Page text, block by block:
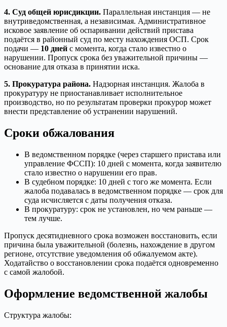
4. Суд общей юрисдикции. Параллельная инстанция — не
внутриведомственная, а независимая. Административное
исковое заявление об оспаривании действий пристава
подаётся в районный суд по месту нахождения ОСП. Срок
подачи — 10 дней с момента, когда стало известно о
нарушении. Пропуск срока без уважительной причины —
основание для отказа в принятии иска.
5. Прокуратура района. Надзорная инстанция. Жалоба в
прокуратуру не приостанавливает исполнительное
производство, но по результатам проверки прокурор может
внести представление об устранении нарушений.
Сроки обжалования
В ведомственном порядке (через старшего пристава или
управление ФССП): 10 дней с момента, когда заявителю
стало известно о нарушении его прав.
В судебном порядке: 10 дней с того же момента. Если
жалоба подавалась в ведомственном порядке — срок для
суда исчисляется с даты получения отказа.
В прокуратуру: срок не установлен, но чем раньше —
тем лучше.
Пропуск десятидневного срока возможен восстановить, если
причина была уважительной (болезнь, нахождение в другом
регионе, отсутствие уведомления об обжалуемом акте).
Ходатайство о восстановлении срока подаётся одновременно
с самой жалобой.
Оформление ведомственной жалобы
Структура жалобы: